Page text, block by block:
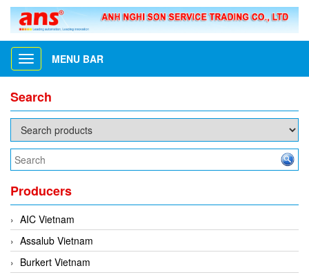
Toggle
navigation
MENU BAR
Search
Producers
AIC Vietnam
Assalub Vietnam
Burkert Vietnam